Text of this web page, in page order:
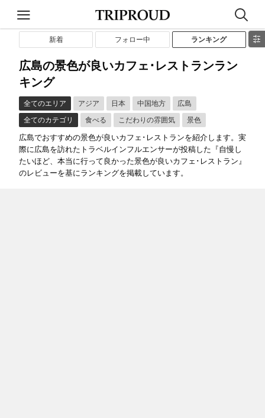
新着 フォロー中 ランキング
広島の景色が良いカフェ･レストランラン
キング
全てのエリア アジア 日本 中国地方
広島
全てのカテゴリ
食べる こだわりの雰囲気 景色
広島でおすすめの景色が良いカフェ･レストランを紹介します。実
際に広島を訪れたトラベルインフルエンサーが投稿した『自慢し
たいほど、本当に行って良かった景色が良いカフェ･レストラン』
のレビューを基にランキングを掲載しています。